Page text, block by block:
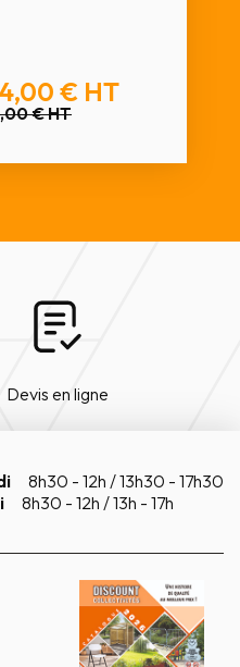
€ HT
€HT
Devis en ligne
8h30 - 12h / 13h30 - 17h30
8h30 - 12h / 13h - 17h